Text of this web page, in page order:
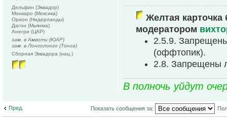
Желтая карточка
модератором
2.5.9.
(оффтопик).
2.8. Запрещены
В полночь уйдут
Дельфин (Эквадор)
Монкаро (Мексика)
Орион (Нидерланды)
Дагон (Мьянма)
Анегри (ЦАР)
зам. в Амвоти (ЮАР)
зам. в Лонголонго (Тонга)
Сборная Эквадора (нац.)
Пред. Показать сообщения за: